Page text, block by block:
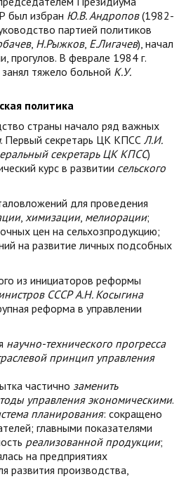
был избран Ю.В. Андропов(1982-
партией политиков
, Н.Рыжков, Е.Лигачев), начал
прогулов. В феврале 1984 г.
тяжело больной К.У.
политика
страны начало ряд важных
. Первый секретарь ЦК КПСС Л.И.
секретарь ЦК КПСС)
курс в развитии сельского
для проведения
, химизации, мелиорации;
цен на сельхозпродукцию;
на развитие личных подсобных
из инициаторов реформы
СССР А.Н. Косыгина
реформа в управлении
научно-технического прогресса
принцип управления
частично заменить
управления экономическими.
планирования: сокращено
главными показателями
реализованной продукции;
на предприятиях
развития производства,